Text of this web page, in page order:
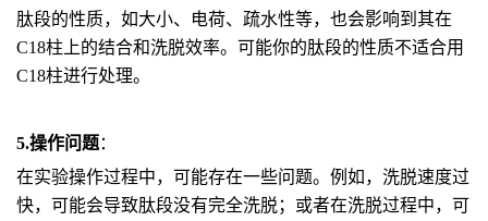
肽段的性质，如大小、电荷、疏水性等，也会影响到其在
C18柱上的结合和洗脱效率。可能你的肽段的性质不适合用
C18柱进行处理。
5.操作问题：
在实验操作过程中，可能存在一些问题。例如，洗脱速度过
快，可能会导致肽段没有完全洗脱；或者在洗脱过程中，可